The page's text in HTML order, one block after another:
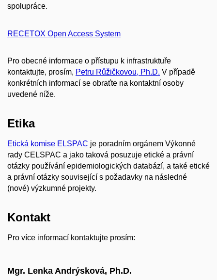
spolupráce.
RECETOX Open Access System
Pro obecné informace o přístupu k infrastruktuře
kontaktujte, prosím, Petru Růžičkovou, Ph.D. V případě
konkrétních informací se obraťte na kontaktní osoby
uvedené níže.
Etika
Etická komise ELSPAC je poradním orgánem Výkonné
rady CELSPAC a jako taková posuzuje etické a právní
otázky používání epidemiologických databází, a také etické
a právní otázky související s požadavky na následné
(nové) výzkumné projekty.
Kontakt
Pro více informací kontaktujte prosím:
Mgr. Lenka Andrýsková, Ph.D.